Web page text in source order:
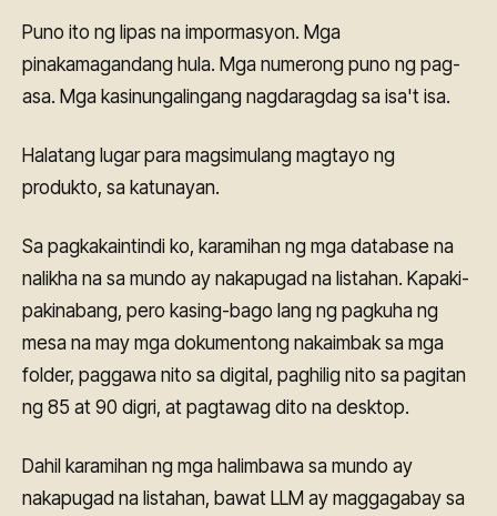
Puno ito ng lipas na impormasyon. Mga
pinakamagandang hula. Mga numerong puno ng pag-
asa. Mga kasinungalingang nagdaragdag sa isa't isa.
Halatang lugar para magsimulang magtayo ng
produkto, sa katunayan.
Sa pagkakaintindi ko, karamihan ng mga database na
nalikha na sa mundo ay nakapugad na listahan. Kapaki-
pakinabang, pero kasing-bago lang ng pagkuha ng
mesa na may mga dokumentong nakaimbak sa mga
folder, paggawa nito sa digital, paghilig nito sa pagitan
ng 85 at 90 digri, at pagtawag dito na desktop.
Dahil karamihan ng mga halimbawa sa mundo ay
nakapugad na listahan, bawat LLM ay maggagabay sa